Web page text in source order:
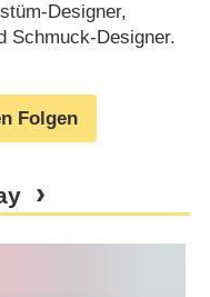
Designer,
Schmuck-Designer.
Folgen